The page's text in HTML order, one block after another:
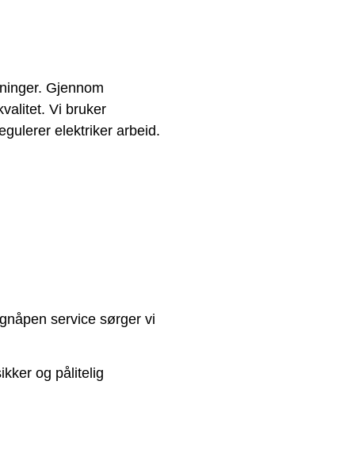
Gjennom
Vi bruker
elektriker arbeid.
service sørger vi
og pålitelig